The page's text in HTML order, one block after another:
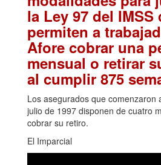
la Ley 97 del IMSS
permiten a
Afore cobrar una
mensual o retirar
al cumplir 875
Los asegurados que comenzaron
julio de 1997 disponen de cuatro
cobrar su retiro.
El Imparcial